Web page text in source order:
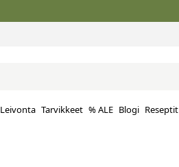
Leivonta Tarvikkeet % ALE Blogi Reseptit